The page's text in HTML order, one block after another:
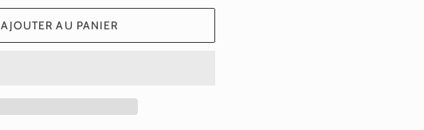
AJOUTER AU PANIER